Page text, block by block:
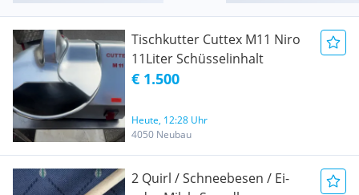
Tischkutter Cuttex M11 Niro
11Liter Schüsselinhalt
€ 1.500
Heute, 12:28 Uhr
4050 Neubau
2 Quirl / Schneebesen / Ei-